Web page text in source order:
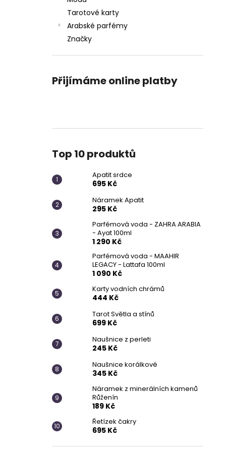
Tarotové karty
Arabské parfémy
Značky
Přijímáme online platby
Top 10 produktů
Apatit srdce
695 Kč
Náramek Apatit
295 Kč
Parfémová voda - ZAHRA ARABIA
- Ayat 100ml
1 290 Kč
Parfémová voda - MAAHIR
LEGACY - Lattafa 100ml
1 090 Kč
Karty vodních chrámů
444 Kč
Tarot Světla a stínů
699 Kč
Naušnice z perleti
245 Kč
Naušnice korálkové
345 Kč
Náramek z minerálních kamenů
Růženín
189 Kč
Řetízek čakry
695 Kč
APATIT SRDCE
695 Kč